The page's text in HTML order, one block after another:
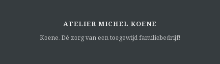
ATELIER MICHEL KOENE
Koene. Dé zorg van een toegewijd familiebedrijf!